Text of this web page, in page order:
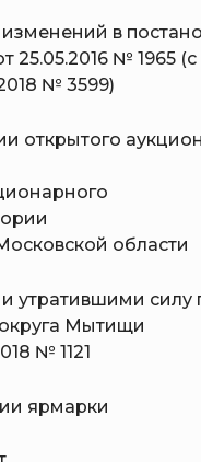
в
25.05.2016 № 1965
№ 3599)
открытого
области
утратившими силу
Мытищи
№ 1121
ярмарки